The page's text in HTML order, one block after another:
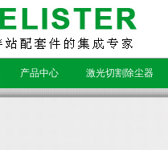
产品中心 激光切割除尘器